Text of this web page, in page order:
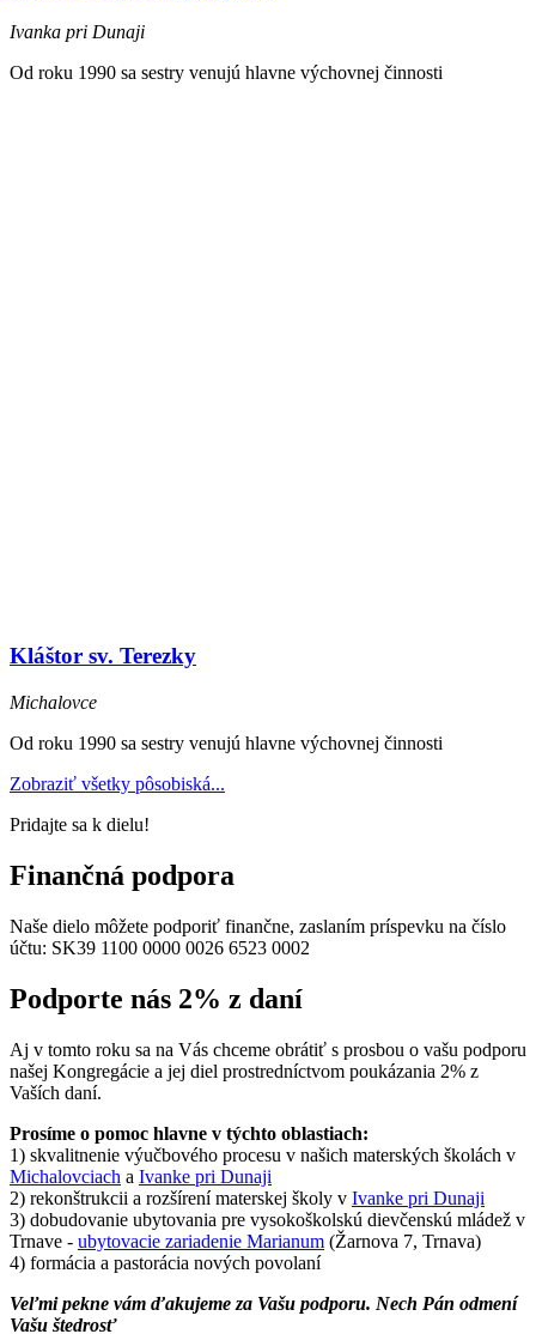
Ivanka pri Dunaji
Od roku 1990 sa sestry venujú hlavne výchovnej činnosti
Kláštor sv. Terezky
Michalovce
Od roku 1990 sa sestry venujú hlavne výchovnej činnosti
Zobraziť všetky pôsobiská...
Pridajte sa k dielu!
Finančná podpora
Naše dielo môžete podporiť finančne, zaslaním príspevku na číslo
účtu: SK39 1100 0000 0026 6523 0002
Podporte nás 2% z daní
Aj v tomto roku sa na Vás chceme obrátiť s prosbou o vašu podporu
našej Kongregácie a jej diel prostredníctvom poukázania 2% z
Vaších daní.
Prosíme o pomoc hlavne v týchto oblastiach:
1) skvalitnenie výučbového procesu v našich materských školách v
Michalovciach a Ivanke pri Dunaji
2) rekonštrukcii a rozšírení materskej školy v Ivanke pri Dunaji
3) dobudovanie ubytovania pre vysokoškolskú dievčenskú mládež v
Trnave - ubytovacie zariadenie Marianum (Žarnova 7, Trnava)
4) formácia a pastorácia nových povolaní
Veľmi pekne vám ďakujeme za Vašu podporu. Nech Pán odmení
Vašu štedrosť